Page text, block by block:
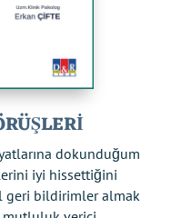
dokunduğum
iyi hissettiğini
geri bildirimler almak